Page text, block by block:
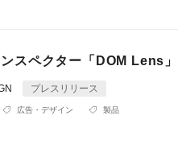
スペクター「DOM Lens
プレスリリース
広告・デザイン 製品